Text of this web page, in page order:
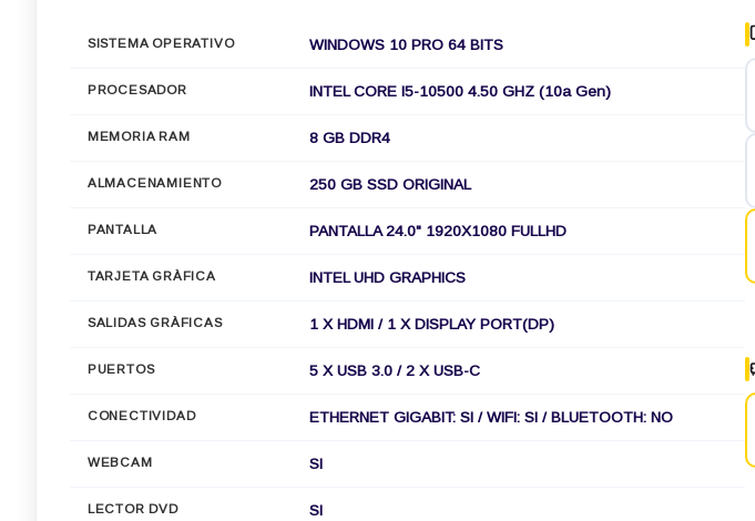
SISTEMA OPERATIVO WINDOWS 10 PRO 64 BITS
PROCESADOR INTEL CORE I5-10500 4.50 GHZ (10a Gen)
MEMORIA RAM 8 GB DDR4
ALMACENAMIENTO 250 GB SSD ORIGINAL
PANTALLA PANTALLA 24.0" 1920X1080 FULLHD
TARJETA GRÀFICA INTEL UHD GRAPHICS
SALIDAS GRÀFICAS 1 X HDMI / 1 X DISPLAY PORT(DP)
PUERTOS 5 X USB 3.0 / 2 X USB-C
CONECTIVIDAD ETHERNET GIGABIT: SI / WIFI: SI / BLUETOOTH: NO
WEBCAM SI
LECTOR DVD SI